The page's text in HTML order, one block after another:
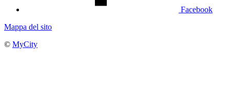
Facebook
Mappa del sito
© MyCity